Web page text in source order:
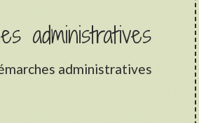
administratives
administratives